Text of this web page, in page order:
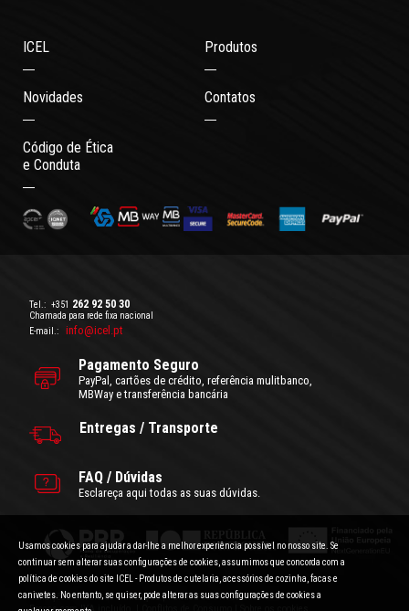
ICEL Produtos
Novidades Contatos
Código de Ética
e Conduta
Tel.: +351 262 92 50 30
Chamada para rede fixa nacional
E-mail.:
info@icel.pt
Pagamento Seguro
PayPal, cartões de crédito, referência mulitbanco,
MBWay e transferência bancária
Entregas / Transporte
FAQ / Dúvidas
Esclareça aqui todas as suas dúvidas.
Condições Gerais de Utilização |Politica de Privacidade
Usamos cookies para ajudar a dar-lhe a melhor experiência possível no nosso site. Se
continuar sem alterar suas configurações de cookies, assumimos que concorda com a
política de cookies do site ICEL - Produtos de cutelaria, acessórios de cozinha, facas e
canivetes. No entanto, se quiser, pode alterar as suas configurações de cookies a